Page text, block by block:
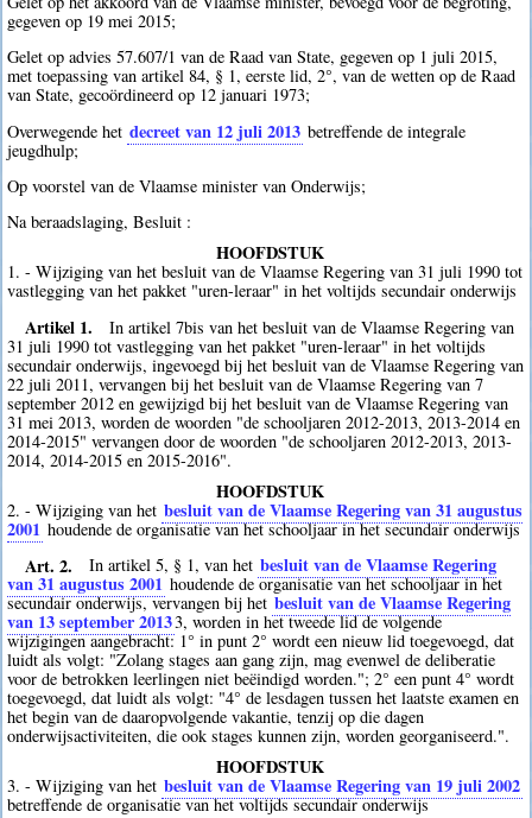
gegeven op 19 mei 2015;
Gelet op advies 57.607/1 van de Raad van State, gegeven op 1 juli 2015,
met toepassing van artikel 84, § 1, eerste lid, 2°, van de wetten op de Raad
van State, gecoördineerd op 12 januari 1973;
Overwegende het decreet van 12 juli 2013 betreffende de integrale
jeugdhulp;
Op voorstel van de Vlaamse minister van Onderwijs;
Na beraadslaging, Besluit :
HOOFDSTUK
1. - Wijziging van het besluit van de Vlaamse Regering van 31 juli 1990 tot
vastlegging van het pakket "uren-leraar" in het voltijds secundair onderwijs
Artikel 1.
In artikel 7bis van het besluit van de Vlaamse Regering van
31 juli 1990 tot vastlegging van het pakket "uren-leraar" in het voltijds
secundair onderwijs, ingevoegd bij het besluit van de Vlaamse Regering van
22 juli 2011, vervangen bij het besluit van de Vlaamse Regering van 7
september 2012 en gewijzigd bij het besluit van de Vlaamse Regering van
31 mei 2013, worden de woorden "de schooljaren 2012-2013, 2013-2014 en
2014-2015" vervangen door de woorden "de schooljaren 2012-2013, 2013-
2014, 2014-2015 en 2015-2016".
HOOFDSTUK
2. - Wijziging van het besluit van de Vlaamse Regering van 31 augustus
2001 houdende de organisatie van het schooljaar in het secundair onderwijs
Art. 2. In artikel 5, § 1, van het besluit van de Vlaamse Regering
van 31 augustus 2001 houdende de organisatie van het schooljaar in het
secundair onderwijs, vervangen bij het besluit van de Vlaamse Regering
van 13 september 20133, worden in het tweede lid de volgende
wijzigingen aangebracht: 1° in punt 2° wordt een nieuw lid toegevoegd, dat
luidt als volgt: "Zolang stages aan gang zijn, mag evenwel de deliberatie
voor de betrokken leerlingen niet beëindigd worden."; 2° een punt 4° wordt
toegevoegd, dat luidt als volgt: "4° de lesdagen tussen het laatste examen en
het begin van de daaropvolgende vakantie, tenzij op die dagen
onderwijsactiviteiten, die ook stages kunnen zijn, worden georganiseerd.".
HOOFDSTUK
3. - Wijziging van het besluit van de Vlaamse Regering van 19 juli 2002
betreffende de organisatie van het voltijds secundair onderwijs